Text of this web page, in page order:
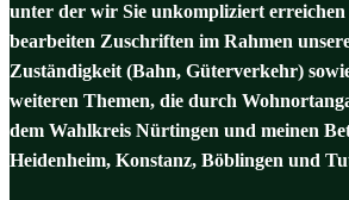
unter der wir Sie unkompliziert
bearbeiten Zuschriften im Rahmen
Zuständigkeit (Bahn, Güterverkehr)
weiteren Themen, die durch
dem Wahlkreis Nürtingen und meinen
Heidenheim, Konstanz, Böblingen und